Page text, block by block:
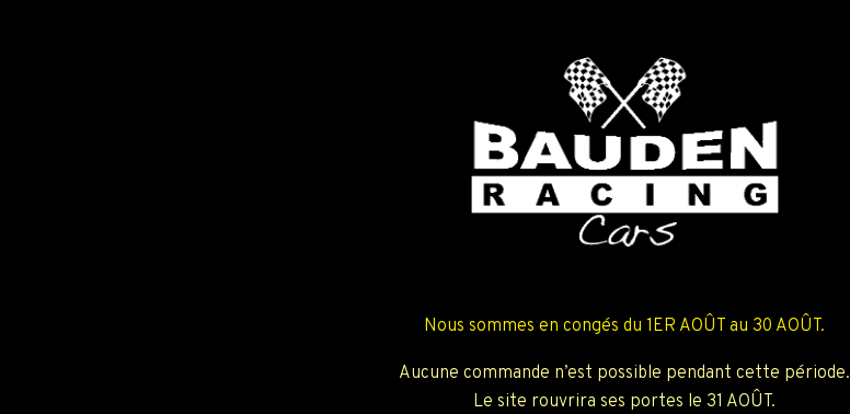
Nous sommes en congés du 1ER AOÛT au 30 AOÛT.
Aucune commande n’est possible pendant cette période.
Le site rouvrira ses portes le 31 AOÛT.